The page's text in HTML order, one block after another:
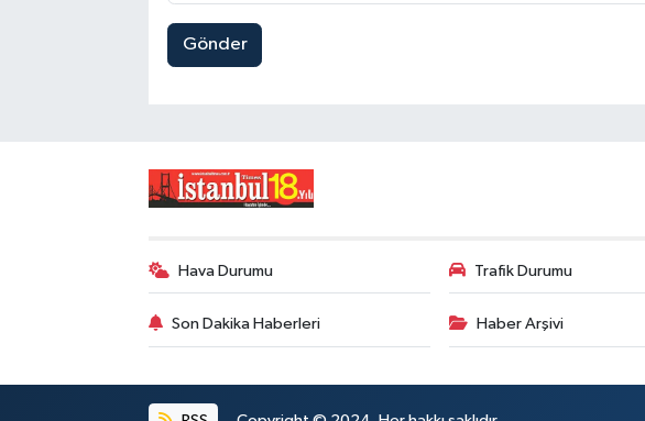
Gönder
Hava Durumu Trafik Durumu
Son Dakika Haberleri Haber Arşivi